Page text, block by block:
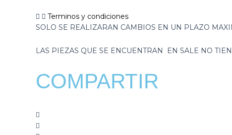
Terminos y condiciones
SOLO SE REALIZARAN CAMBIOS EN UN PLAZO
LAS PIEZAS QUE SE ENCUENTRAN EN SALE NO
COMPARTIR